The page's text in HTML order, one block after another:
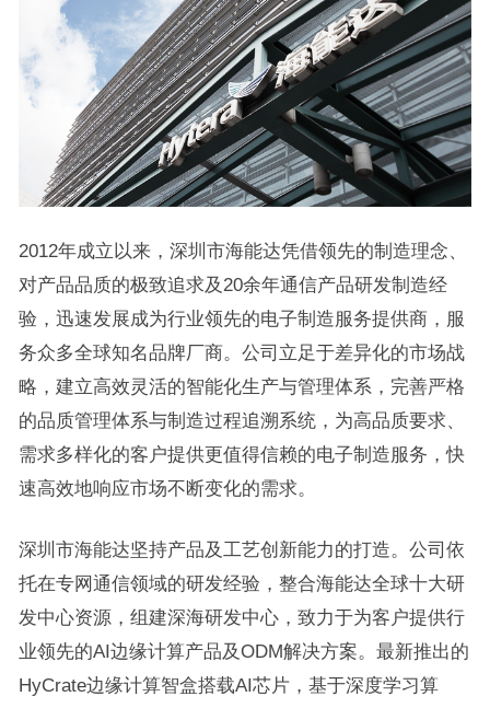
2012年成立以来，深圳市海能达凭借领先的制造理念、
对产品品质的极致追求及20余年通信产品研发制造经
验，迅速发展成为行业领先的电子制造服务提供商，服
务众多全球知名品牌厂商。公司立足于差异化的市场战
略，建立高效灵活的智能化生产与管理体系，完善严格
的品质管理体系与制造过程追溯系统，为高品质要求、
需求多样化的客户提供更值得信赖的电子制造服务，快
速高效地响应市场不断变化的需求。
深圳市海能达坚持产品及工艺创新能力的打造。公司依
托在专网通信领域的研发经验，整合海能达全球十大研
发中心资源，组建深海研发中心，致力于为客户提供行
业领先的AI边缘计算产品及ODM解决方案。最新推出的
HyCrate边缘计算智盒搭载AI芯片，基于深度学习算